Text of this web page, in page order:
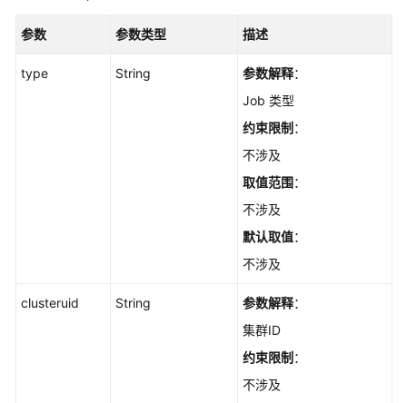
参
参数 参数类型 描述
type String 参数解释：
Job 类型
约束限制 ：
不涉及
取值范围：
不涉及
默认取值：
不涉及
clusteruid String 参数解释：
集群ID
约束限制 ：
不涉及